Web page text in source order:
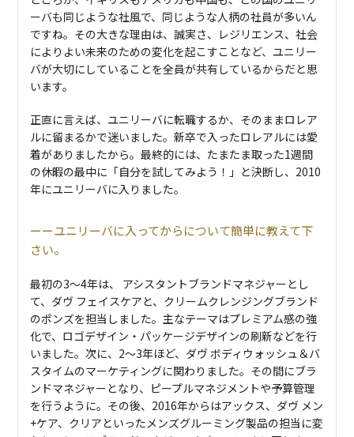
ーバも同じような社風で、同じような人柄の社員が多いん
ですね。その大きな理由は、誠実さ、レジリエンス、社会
によりよい未来のための変化を起こすことなど、ユニリー
バが大切にしていることを全員が共有しているからだと思
います。
正直に言えば、ユニリーバに転職するか、そのままロレア
ルに留まるかで迷いました。新卒で入ったロレアルには愛
着がありましたから。最終的には、たまたま取った1週間
の休暇の最中に「自分を試してみよう！」と決断し、2010
年にユニリーバに入りました。
ユニリーバに入ってからについて簡単に教えて下
さい。
最初の3～4年は、 アシスタントブランドマネジャーとし
て、ダヴ フェイスケアと、クリームクレンジングブランド
のポンズを担当しました。主なテーマはプレミアム感の強
化で、ロゴデザイン・パッケージデザインの刷新などを行
いました。次に、2～3年ほど、ダヴ ボディウォッシュ＆バ
スタイムのマーケティングに関わりました。その間にブラ
ンドマネジャーとなり、ピープルマネジメントや予算管理
を行うように。その後、2016年からはアックス、ダヴ メン
+ケア、クリアといったメンズグルーミング製品の担当に変